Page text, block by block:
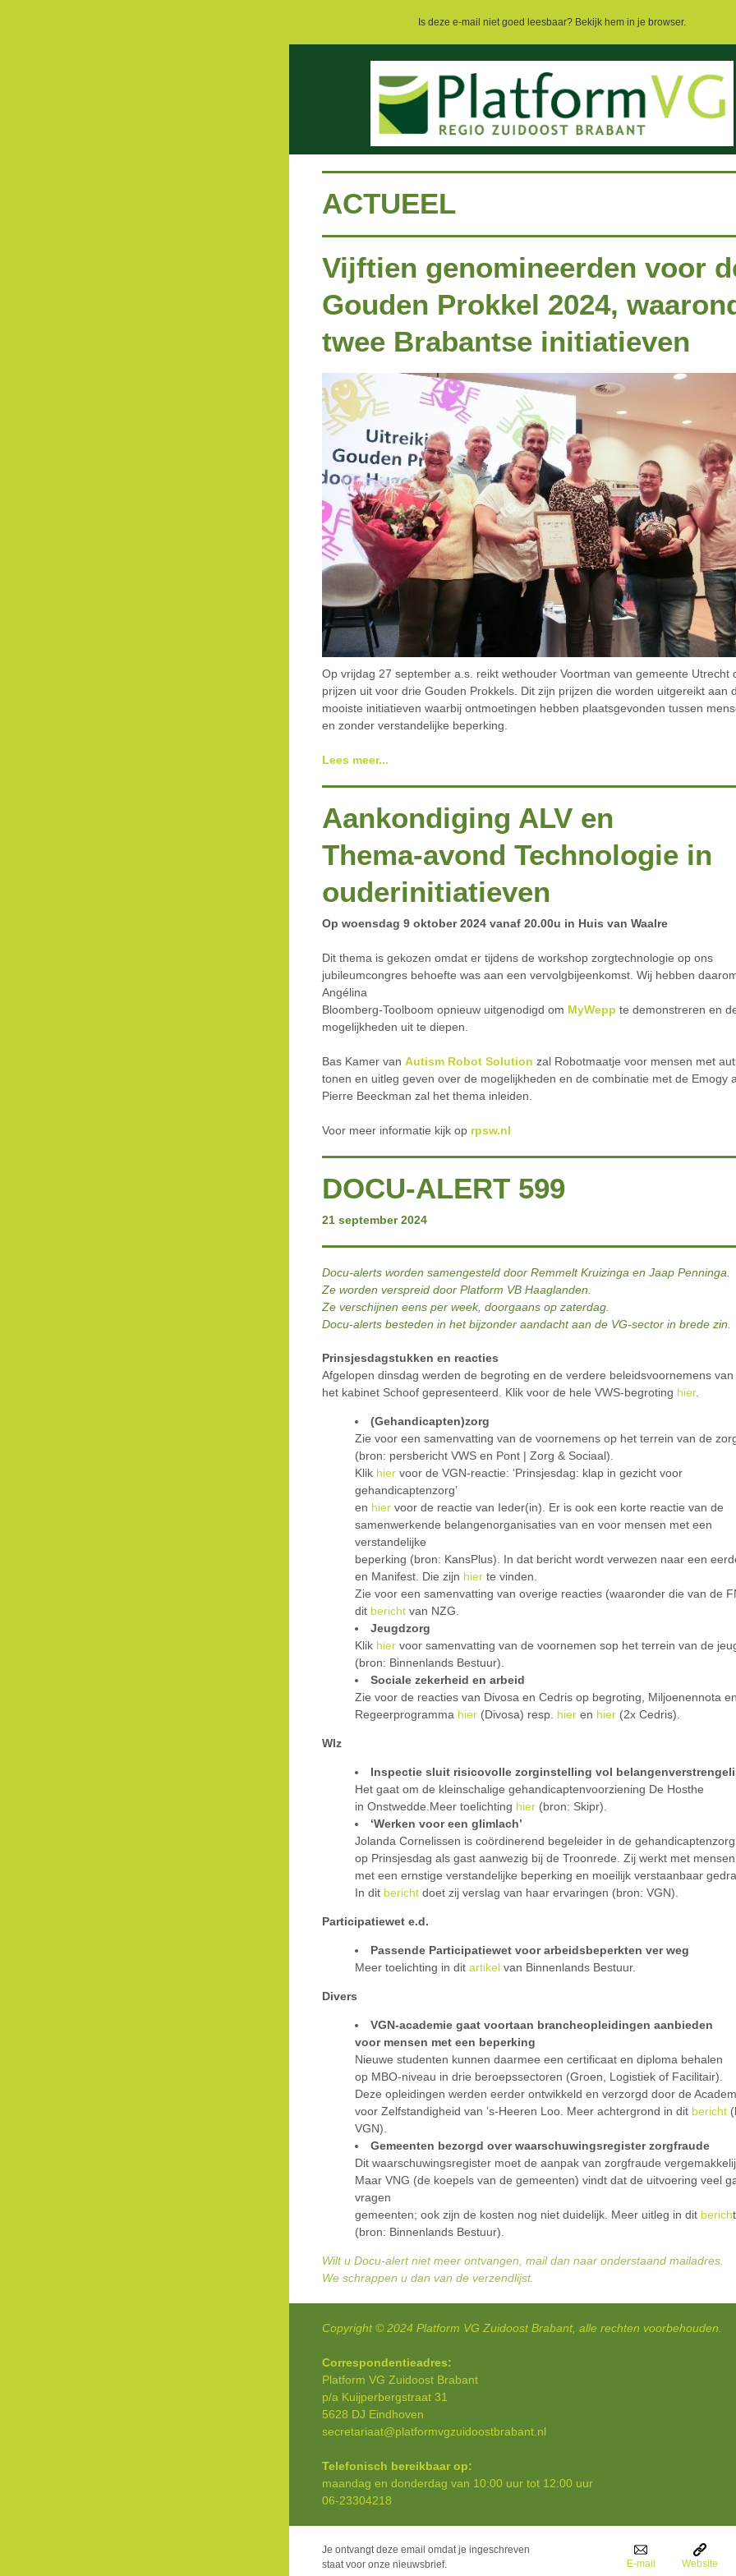
Is deze e-mail niet goed leesbaar? Bekijk hem in je browser.
ACTUEEL
Vijftien genomineerden voor
Gouden Prokkel 2024,
twee Brabantse initiatieven
Op vrijdag 27 september a.s. reikt wethouder Voortman van gemeente Utrecht
prijzen uit voor drie Gouden Prokkels. Dit zijn prijzen die worden uitgereikt aan
mooiste initiatieven waarbij ontmoetingen hebben plaatsgevonden tussen
en zonder verstandelijke beperking.
Lees meer...
Aankondiging ALV en
Thema-avond Technologie in
ouderinitiatieven
Op woensdag 9 oktober 2024 vanaf 20.00u in Huis van Waalre
Dit thema is gekozen omdat er tijdens de workshop zorgtechnologie op ons
jubileumcongres behoefte was aan een vervolgbijeenkomst. Wij hebben
Angélina
Bloomberg-Toolboom opnieuw uitgenodigd om MyWepp te demonstreren en
mogelijkheden uit te diepen.
Bas Kamer van Autism Robot Solution zal Robotmaatje voor mensen met
tonen en uitleg geven over de mogelijkheden en de combinatie met de Emogy
Pierre Beeckman zal het thema inleiden.
Voor meer informatie kijk op rpsw.nl
DOCU-ALERT 599
21 september 2024
Docu-alerts worden samengesteld door Remmelt Kruizinga en Jaap Penninga.
Ze worden verspreid door Platform VB Haaglanden.
Ze verschijnen eens per week, doorgaans op zaterdag.
Docu-alerts besteden in het bijzonder aandacht aan de VG-sector in brede zin.
Prinsjesdagstukken en reacties
Afgelopen dinsdag werden de begroting en de verdere beleidsvoornemens van
het kabinet Schoof gepresenteerd. Klik voor de hele VWS-begroting hier.
(Gehandicapten)zorg
Zie voor een samenvatting van de voornemens op het terrein van de
(bron: persbericht VWS en Pont | Zorg & Sociaal).
Klik hier voor de VGN-reactie: ‘Prinsjesdag: klap in gezicht voor
gehandicaptenzorg’
en hier voor de reactie van Ieder(in). Er is ook een korte reactie van de
samenwerkende belangenorganisaties van en voor mensen met een
verstandelijke
beperking (bron: KansPlus). In dat bericht wordt verwezen naar een
en Manifest. Die zijn hier te vinden.
Zie voor een samenvatting van overige reacties (waaronder die van de
dit bericht van NZG.
Jeugdzorg
Klik hier voor samenvatting van de voornemen sop het terrein van de
(bron: Binnenlands Bestuur).
Sociale zekerheid en arbeid
Zie voor de reacties van Divosa en Cedris op begroting, Miljoenennota en
Regeerprogramma hier (Divosa) resp. hier en hier (2x Cedris).
Wlz
Inspectie sluit risicovolle zorginstelling vol
Het gaat om de kleinschalige gehandicaptenvoorziening De Hosthe
in Onstwedde.Meer toelichting hier (bron: Skipr).
‘Werken voor een glimlach’
Jolanda Cornelissen is coördinerend begeleider in de
op Prinsjesdag als gast aanwezig bij de Troonrede. Zij werkt met mensen
met een ernstige verstandelijke beperking en moeilijk verstaanbaar
In dit bericht doet zij verslag van haar ervaringen (bron: VGN).
Participatiewet e.d.
Passende Participatiewet voor arbeidsbeperkten ver weg
Meer toelichting in dit artikel van Binnenlands Bestuur.
Divers
VGN-academie gaat voortaan brancheopleidingen aanbieden
voor mensen met een beperking
Nieuwe studenten kunnen daarmee een certificaat en diploma behalen
op MBO-niveau in drie beroepssectoren (Groen, Logistiek of Facilitair).
Deze opleidingen werden eerder ontwikkeld en verzorgd door de
voor Zelfstandigheid van ’s-Heeren Loo. Meer achtergrond in dit bericht
VGN).
Gemeenten bezorgd over waarschuwingsregister zorgfraude
Dit waarschuwingsregister moet de aanpak van zorgfraude
Maar VNG (de koepels van de gemeenten) vindt dat de uitvoering veel
vragen
gemeenten; ook zijn de kosten nog niet duidelijk. Meer uitleg in dit bericht
(bron: Binnenlands Bestuur).
Wilt u Docu-alert niet meer ontvangen, mail dan naar onderstaand mailadres.
We schrappen u dan van de verzendlijst.
Copyright © 2024 Platform VG Zuidoost Brabant, alle rechten voorbehouden.
Correspondentieadres:
Platform VG Zuidoost Brabant
p/a Kuijperbergstraat 31
5628 DJ Eindhoven
secretariaat@platformvgzuidoostbrabant.nl
Telefonisch bereikbaar op:
maandag en donderdag van 10:00 uur tot 12:00 uur
06-23304218
Je ontvangt deze email omdat je ingeschreven
staat voor onze nieuwsbrief.
E-mail Website